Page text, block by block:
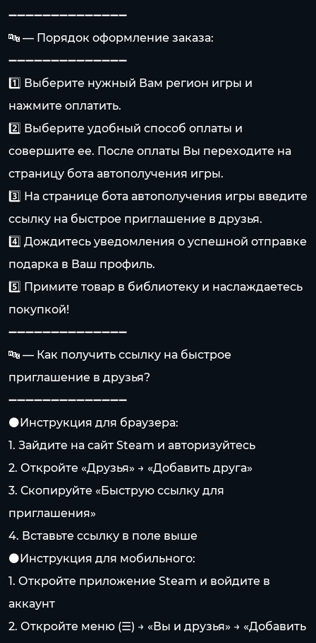
➖➖➖➖➖➖➖➖➖➖➖➖➖➖
🔤 — Порядок оформление заказа:
➖➖➖➖➖➖➖➖➖➖➖➖➖➖
1️⃣ Выберите нужный Вам регион игры и
нажмите оплатить.
2️⃣ Выберите удобный способ оплаты и
совершите ее. После оплаты Вы переходите на
страницу бота автополучения игры.
3️⃣ На странице бота автополучения игры введите
ссылку на быстрое приглашение в друзья.
4️⃣ Дождитесь уведомления о успешной отправке
подарка в Ваш профиль.
5️⃣ Примите товар в библиотеку и наслаждаетесь
покупкой!
➖➖➖➖➖➖➖➖➖➖➖➖➖➖
🔤 — Как получить ссылку на быстрое
приглашение в друзья?
➖➖➖➖➖➖➖➖➖➖➖➖➖➖
⚫️Инструкция для браузера:
1. Зайдите на сайт Steam и авторизуйтесь
2. Откройте «Друзья» → «Добавить друга»
3. Скопируйте «Быструю ссылку для
приглашения»
4. Вставьте ссылку в поле выше
⚫️Инструкция для мобильного:
1. Откройте приложение Steam и войдите в
аккаунт
2. Откройте меню (☰) → «Вы и друзья» → «Добавить